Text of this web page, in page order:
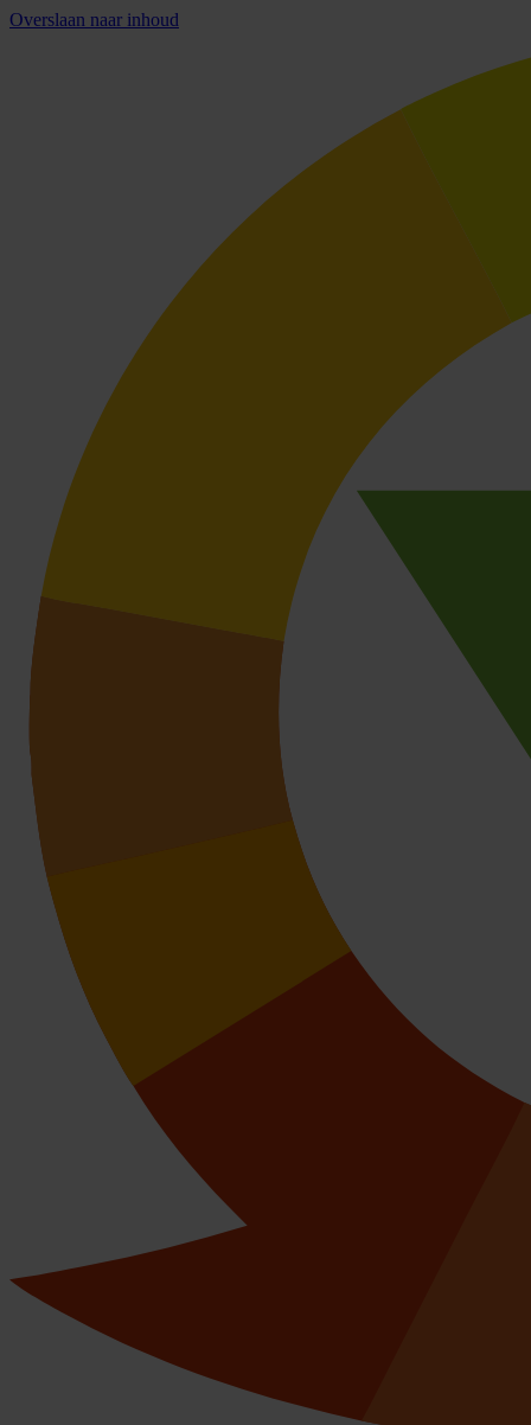
Overslaan naar inhoud